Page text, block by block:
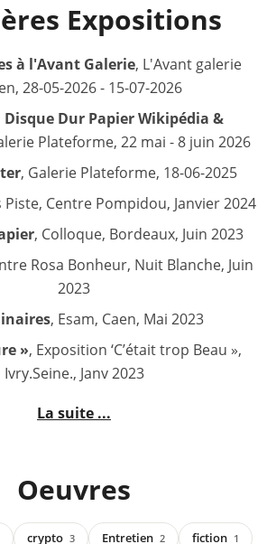
Expositions
à l'Avant Galerie, L'Avant galerie
28-05-2026 - 15-07-2026
Dur Papier Wikipédia &
Plateforme, 22 mai - 8 juin 2026
, Galerie Plateforme, 18-06-2025
Piste, Centre Pompidou, Janvier 2024
, Colloque, Bordeaux, Juin 2023
Rosa Bonheur, Nuit Blanche, Juin
2023
, Esam, Caen, Mai 2023
», Exposition ‘C’était trop Beau »,
Ivry.Seine., Janv 2023
La suite ...
Oeuvres
crypto 3 Entretien 2 fiction 1